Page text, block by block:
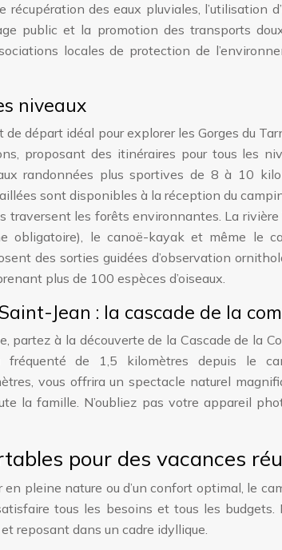
récupération des eaux pluviales, l’utilisation
public et la promotion des transports
locales de protection de
niveaux
départ idéal pour explorer les Gorges du
proposant des itinéraires pour tous les
randonnées plus sportives de 8 à 10
sont disponibles à la réception du
traversent les forêts environnantes. La
obligatoire), le canoë-kayak et même le
des sorties guidées d’observation
plus de 100 espèces d’oiseaux.
Jean : la cascade de la
partez à la découverte de la Cascade de la
de 1,5 kilomètres depuis le
vous offrira un spectacle naturel
la famille. N’oubliez pas votre appareil
pour des vacances
en pleine nature ou d’un confort optimal, le
tous les besoins et tous les
reposant dans un cadre idyllique.